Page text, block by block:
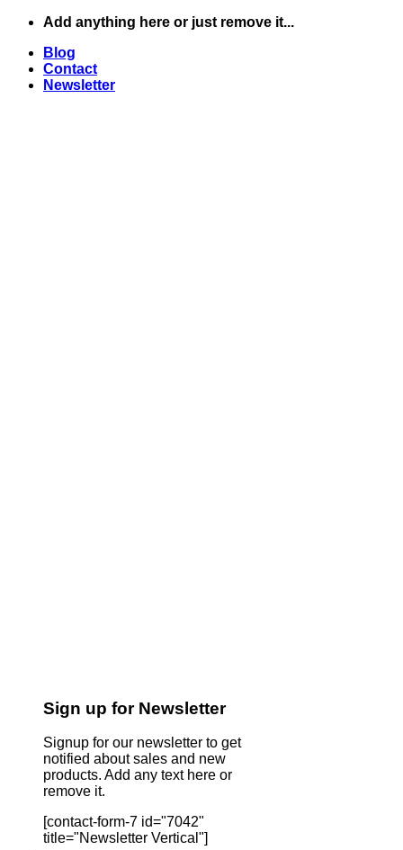
Skip
content
Add anything here or just remove it...
Blog
Contact
Newsletter
Sign up for Newsletter
Signup for our newsletter to get
notified about sales and new
products. Add any text here or
remove it.
[contact-form-7 id="7042"
title="Newsletter Vertical"]